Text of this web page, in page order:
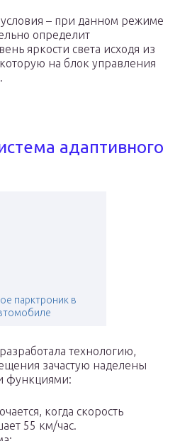
– при данном режиме
определит
яркости света исходя из
на блок управления
адаптивного
парктроник в
технологию,
зачастую наделены
функциями:
когда скорость
55 км/час.